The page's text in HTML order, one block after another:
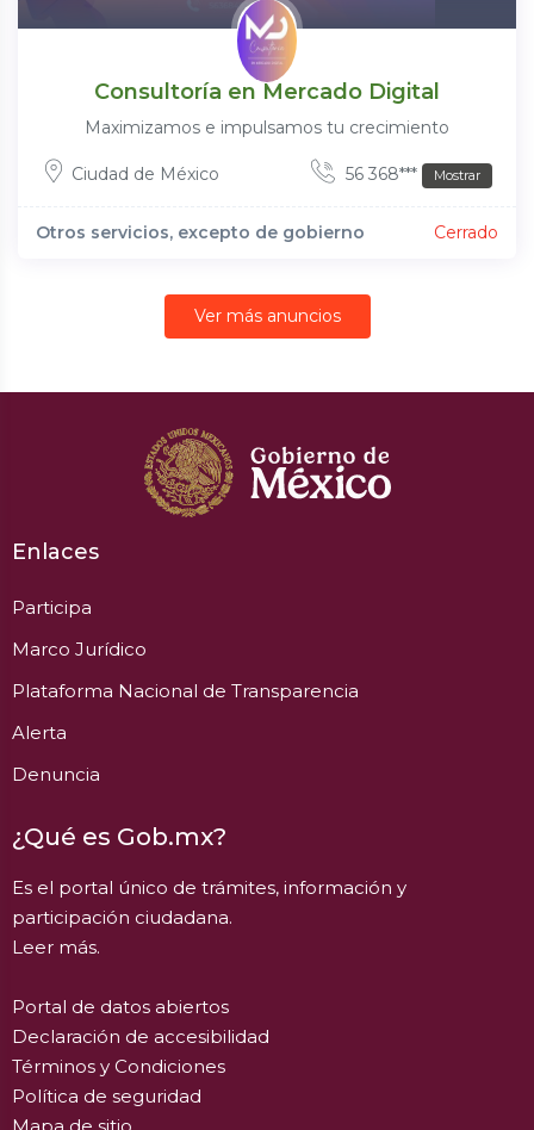
Consultoría en Mercado Digital
Maximizamos e impulsamos tu crecimiento
Ciudad de México 56 368*** Mostrar
Otros servicios, excepto de gobierno Cerrado
Ver más anuncios
Enlaces
Participa
Marco Jurídico
Plataforma Nacional de Transparencia
Alerta
Denuncia
¿Qué es Gob.mx?
Es el portal único de trámites, información y
participación ciudadana.
Leer más.
Portal de datos abiertos
Declaración de accesibilidad
Términos y Condiciones
Política de seguridad